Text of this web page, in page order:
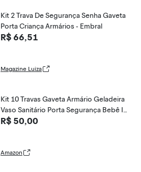
Kit 2 Trava De Segurança Senha Gaveta
Porta Criança Armários - Embral
R$ 66,51
Magazine Luiza
Kit 10 Travas Gaveta Armário Geladeira
Vaso Sanitário Porta Segurança Bebê In
fantil Branco
R$ 50,00
Amazon